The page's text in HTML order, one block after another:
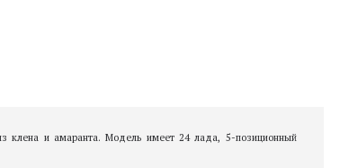
клена и амаранта. Модель имеет 24 лада, 5-позиционный